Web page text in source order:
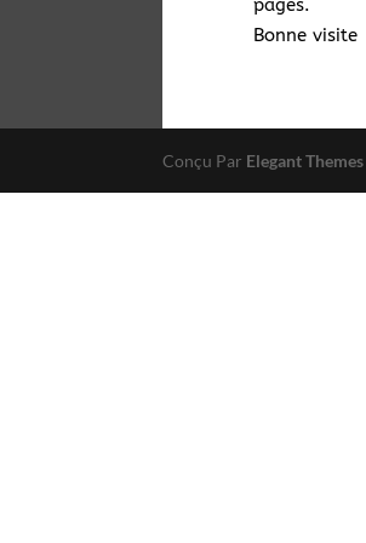
Bonne visite
Conçu Par Elegant Themes